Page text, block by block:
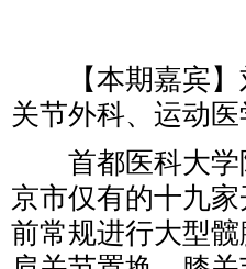
【本期嘉宾】
关节外科、运动
首都医科大学
京市仅有的十九
前常规进行大型